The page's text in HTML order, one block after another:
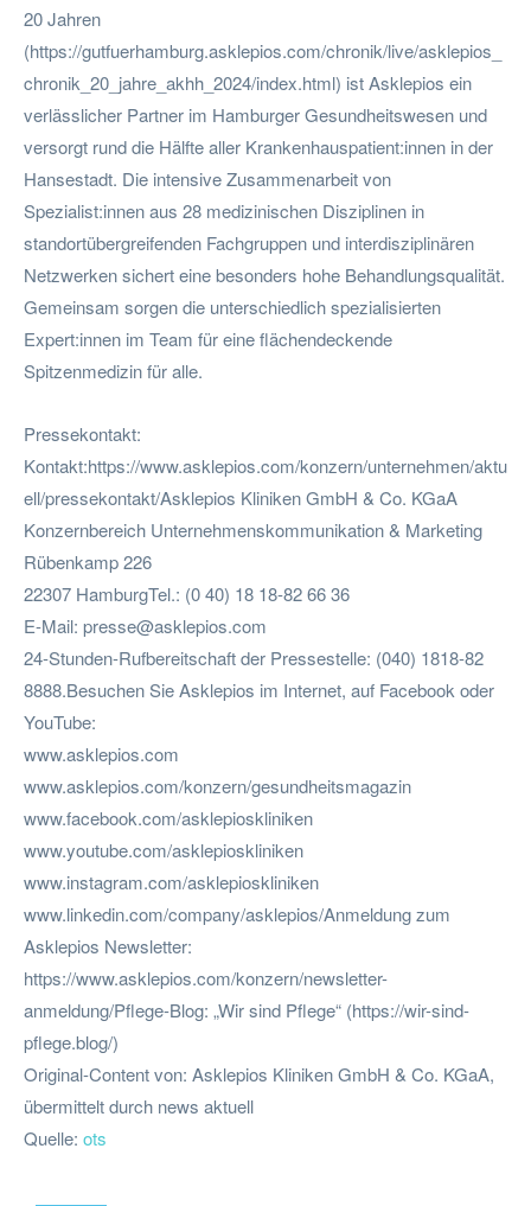
20 Jahren
(https://gutfuerhamburg.asklepios.com/chronik/live/asklepios_
chronik_20_jahre_akhh_2024/index.html) ist Asklepios ein
verlässlicher Partner im Hamburger Gesundheitswesen und
versorgt rund die Hälfte aller Krankenhauspatient:innen in der
Hansestadt. Die intensive Zusammenarbeit von
Spezialist:innen aus 28 medizinischen Disziplinen in
standortübergreifenden Fachgruppen und interdisziplinären
Netzwerken sichert eine besonders hohe Behandlungsqualität.
Gemeinsam sorgen die unterschiedlich spezialisierten
Expert:innen im Team für eine flächendeckende
Spitzenmedizin für alle.
Pressekontakt:
Kontakt:https://www.asklepios.com/konzern/unternehmen/aktu
ell/pressekontakt/Asklepios Kliniken GmbH & Co. KGaA
Konzernbereich Unternehmenskommunikation & Marketing
Rübenkamp 226
22307 HamburgTel.: (0 40) 18 18-82 66 36
E-Mail: presse@asklepios.com
24-Stunden-Rufbereitschaft der Pressestelle: (040) 1818-82
8888.Besuchen Sie Asklepios im Internet, auf Facebook oder
YouTube:
www.asklepios.com
www.asklepios.com/konzern/gesundheitsmagazin
www.facebook.com/asklepioskliniken
www.youtube.com/asklepioskliniken
www.instagram.com/asklepioskliniken
www.linkedin.com/company/asklepios/Anmeldung zum
Asklepios Newsletter:
https://www.asklepios.com/konzern/newsletter-
anmeldung/Pflege-Blog: „Wir sind Pflege“ (https://wir-sind-
pflege.blog/)
Original-Content von: Asklepios Kliniken GmbH & Co. KGaA,
übermittelt durch news aktuell
Quelle: ots